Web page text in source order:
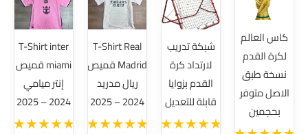
كاس العالم
لكرة القدم
نسخة طبق
الاصل متوفر
بحجمين
من
الأشكال
المختلفة
لهذا
المنتج.
يمكن
شبكة تدريب
لارتداد كرة
القدم بزوايا
قابلة للتعديل
T-Shirt Real
Madrid قميص
ريال مدريد
2024 – 2025
من
الأشكال
المختلفة
لهذا
المنتج.
يمكن
T-Shirt inter
miami قميص
إنتر ميامي
2024 – 2025
من
الأشكال
المختلفة
لهذا
المنتج.
يمكن